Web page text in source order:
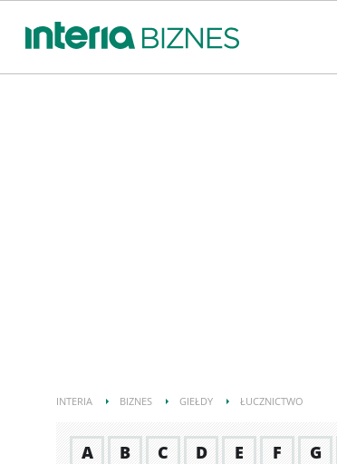
INTERIA BIZNES GIEŁDY ŁUCZNICTWO
A B C D E F G